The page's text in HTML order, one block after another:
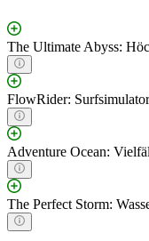
The Ultimate Abyss:
FlowRider:
Adventure Ocean:
The Perfect Storm: